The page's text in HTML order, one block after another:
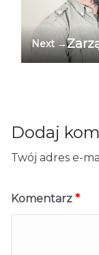
Next →
Dodaj
Twój adres e-
Komentarz *